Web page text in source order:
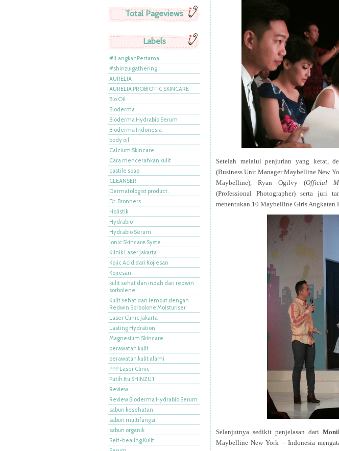
Total Pageviews
Labels
#iLangkahPertama
#shinzuigathering
AURELIA
AURELIA PROBIOTIC SKINCARE
Bio Oil
Bioderma
Bioderma Hydrabio Serum
Bioderma Indonesia
body oil
Calcium Skincare
Cara mencerahkan kulit
castile soap
CLEANSER
Dermatologist product.
Dr. Bronners
Holistik
Hydrabio
Hydrabio Serum
Ionic Skincare Syste
Klinik Laser jakarta
Kojic Acid dari Kojiesan
Kojiesan
kulit sehat dan indah dari redwin
sorbolene
Kulit sehat dan lembut dengan
Redwin Sorbolone Moisturiser
Laser Clinic Jakarta
Lasting Hydration
Magnesium Skincare
perawatan kulit
perawatan kulit alami
PPP Laser Clinic
Putih Itu SHINZU'I
Review
Review Bioderma Hydrabio Serum
sabun kesehatan
sabun multifungsi
sabun organik
Self-healing Kulit
Setelah melalui penjurian yang ketat,
(Business Unit Manager Maybelline New
Maybelline), Ryan Ogilvy (Official
(Professional Photographer) serta juri
menentukan 10 Maybelline Girls Angkatan
Selanjutnya sedikit penjelasan dari
Maybelline New York – Indonesia